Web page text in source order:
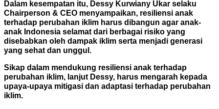
Dalam kesempatan itu, Dessy Kurwiany Ukar selaku
Chairperson & CEO menyampaikan, resiliensi anak
terhadap perubahan iklim harus dibangun agar anak-
anak Indonesia selamat dari berbagai risiko yang
disebabkan oleh dampak iklim serta menjadi generasi
yang sehat dan unggul.
Sikap dalam mendukung resiliensi anak terhadap
perubahan iklim, lanjut Dessy, harus mengarah kepada
upaya-upaya mitigasi dan adaptasi terhadap perubahan
iklim.